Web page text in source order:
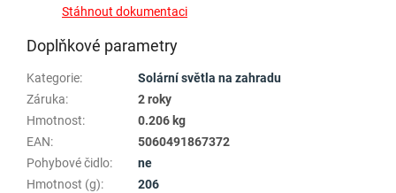
Stáhnout dokumentaci
Doplňkové parametry
Kategorie:
Solární světla na zahradu
Záruka:
2 roky
Hmotnost:
0.206 kg
EAN:
5060491867372
Pohybové čidlo:
ne
Hmotnost (g):
206